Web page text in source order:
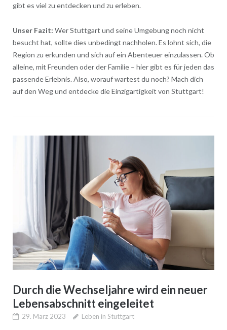
gibt es viel zu entdecken und zu erleben.
Unser Fazit: Wer Stuttgart und seine Umgebung noch nicht
besucht hat, sollte dies unbedingt nachholen. Es lohnt sich, die
Region zu erkunden und sich auf ein Abenteuer einzulassen. Ob
alleine, mit Freunden oder der Familie – hier gibt es für jeden das
passende Erlebnis. Also, worauf wartest du noch? Mach dich
auf den Weg und entdecke die Einzigartigkeit von Stuttgart!
Durch die Wechseljahre wird ein neuer
Lebensabschnitt eingeleitet
29. März 2023 Leben in Stuttgart